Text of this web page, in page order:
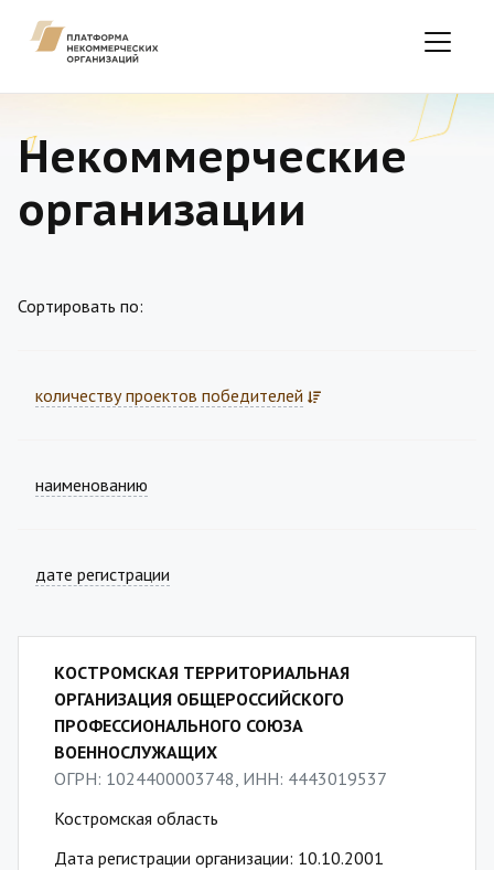
Некоммерческие
организации
Сортировать по:
количеству проектов победителей
наименованию
дате регистрации
КОСТРОМСКАЯ ТЕРРИТОРИАЛЬНАЯ
ОРГАНИЗАЦИЯ ОБЩЕРОССИЙСКОГО
ПРОФЕССИОНАЛЬНОГО СОЮЗА
ВОЕННОСЛУЖАЩИХ
ОГРН: 1024400003748, ИНН: 4443019537
Костромская область
Дата регистрации организации: 10.10.2001